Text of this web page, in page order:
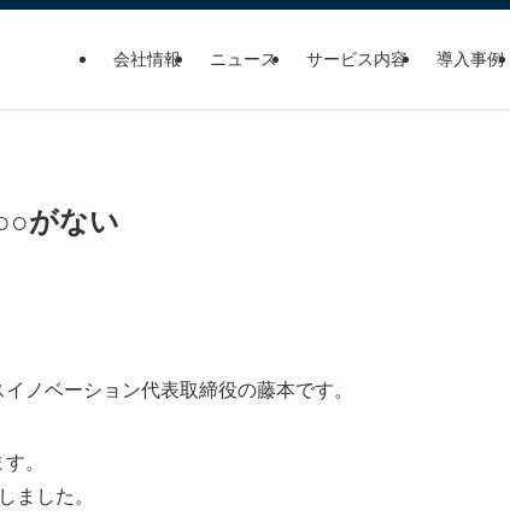
会社情報 ニュース サービス内容 導入事例
がない
ノベーション代表取締役の藤本です。
。
ました。